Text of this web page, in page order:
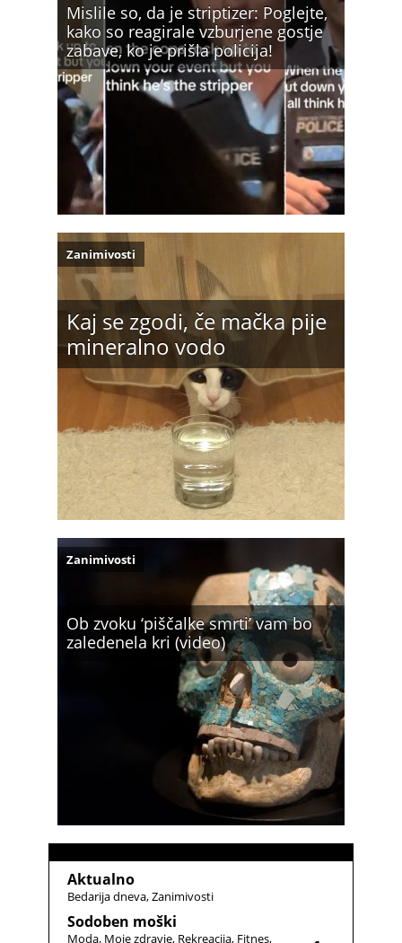
Mislile so, da je striptizer: Poglejte,
kako so reagirale vzburjene gostje
zabave, ko je prišla policija!
Kaj se zgodi, če mačka pije
mineralno vodo
Zanimivosti
Ob zvoku ‘piščalke smrti’ vam bo
zaledenela kri (video)
Zanimivosti
Aktualno
Bedarija dneva Zanimivosti
Sodoben moški
Moda Moje zdravje Rekreacija Fitnes